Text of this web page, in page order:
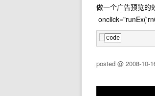
做一个广告预览的
Code
posted @ 2008-10-